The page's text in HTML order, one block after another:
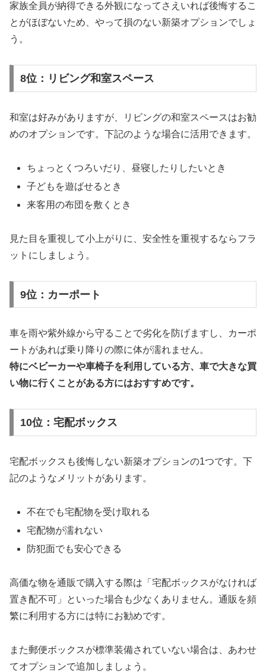
家族全員が納得できる外観になってさえいれば後悔するこ
とがほぼないため、やって損のない新築オプションでしょ
う。
8位：リビング和室スペース
和室は好みがありますが、リビングの和室スペースはお勧
めのオプションです。下記のような場合に活用できます。
ちょっとくつろいだり、昼寝したりしたいとき
子どもを遊ばせるとき
来客用の布団を敷くとき
見た目を重視して小上がりに、安全性を重視するならフラ
ットにしましょう。
9位：カーポート
車を雨や紫外線から守ることで劣化を防げますし、カーポ
ートがあれば乗り降りの際に体が濡れません。
特にベビーカーや車椅子を利用している方、車で大きな買
い物に行くことがある方にはおすすめです。
10位：宅配ボックス
宅配ボックスも後悔しない新築オプションの1つです。下
記のようなメリットがあります。
不在でも宅配物を受け取れる
宅配物が濡れない
防犯面でも安心できる
高価な物を通販で購入する際は「宅配ボックスがなければ
置き配不可」といった場合も少なくありません。通販を頻
繁に利用する方には特にお勧めです。
また郵便ボックスが標準装備されていない場合は、あわせ
てオプションで追加しましょう。